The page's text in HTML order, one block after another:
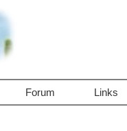
Forum Links